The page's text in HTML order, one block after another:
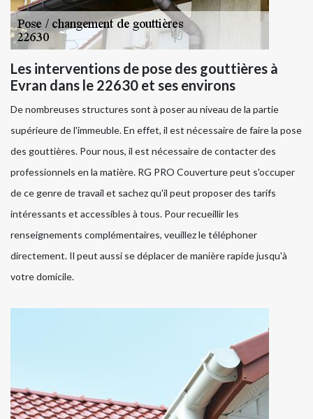
Les interventions de pose des gouttières à
Evran dans le 22630 et ses environs
De nombreuses structures sont à poser au niveau de la partie
supérieure de l'immeuble. En effet, il est nécessaire de faire la pose
des gouttières. Pour nous, il est nécessaire de contacter des
professionnels en la matière. RG PRO Couverture peut s'occuper
de ce genre de travail et sachez qu'il peut proposer des tarifs
intéressants et accessibles à tous. Pour recueillir les
renseignements complémentaires, veuillez le téléphoner
directement. Il peut aussi se déplacer de manière rapide jusqu'à
votre domicile.